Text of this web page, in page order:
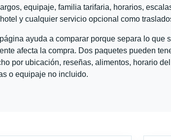
equipaje, familia tarifaria, horarios,
y cualquier servicio opcional como
ayuda a comparar porque separa lo que
afecta la compra. Dos paquetes pueden
por ubicación, reseñas, alimentos, horario
o equipaje no incluido.